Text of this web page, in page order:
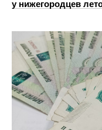
у нижегородцев